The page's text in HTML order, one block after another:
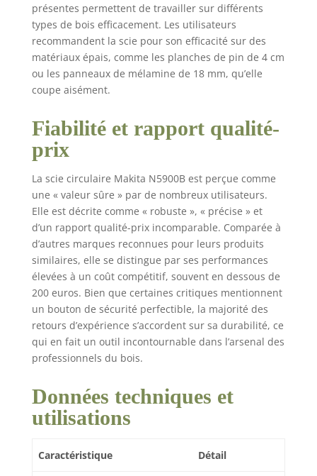
présentes permettent de travailler sur différents
types de bois efficacement. Les utilisateurs
recommandent la scie pour son efficacité sur des
matériaux épais, comme les planches de pin de 4 cm
ou les panneaux de mélamine de 18 mm, qu’elle
coupe aisément.
Fiabilité et rapport qualité-
prix
La scie circulaire Makita N5900B est perçue comme
une « valeur sûre » par de nombreux utilisateurs.
Elle est décrite comme « robuste », « précise » et
d’un rapport qualité-prix incomparable. Comparée à
d’autres marques reconnues pour leurs produits
similaires, elle se distingue par ses performances
élevées à un coût compétitif, souvent en dessous de
200 euros. Bien que certaines critiques mentionnent
un bouton de sécurité perfectible, la majorité des
retours d’expérience s’accordent sur sa durabilité, ce
qui en fait un outil incontournable dans l’arsenal des
professionnels du bois.
Données techniques et
utilisations
Caractéristique Détail